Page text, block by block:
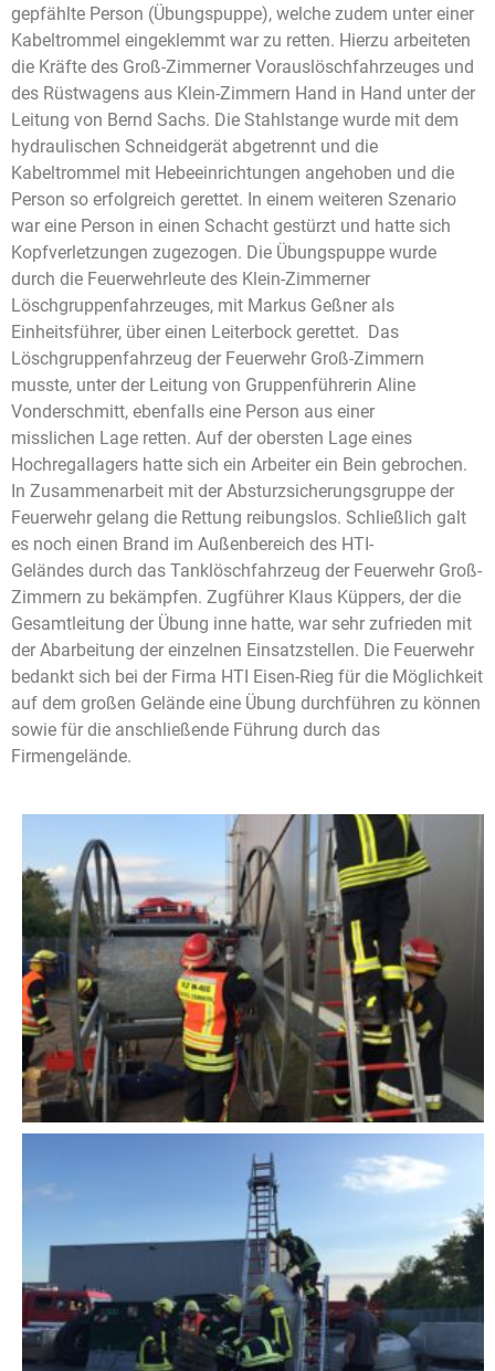
gepfählte Person (Übungspuppe), welche zudem unter einer
Kabeltrommel eingeklemmt war zu retten. Hierzu arbeiteten
die Kräfte des Groß-Zimmerner Vorauslöschfahrzeuges und
des Rüstwagens aus Klein-Zimmern Hand in Hand unter der
Leitung von Bernd Sachs. Die Stahlstange wurde mit dem
hydraulischen Schneidgerät abgetrennt und die
Kabeltrommel mit Hebeeinrichtungen angehoben und die
Person so erfolgreich gerettet. In einem weiteren Szenario
war eine Person in einen Schacht gestürzt und hatte sich
Kopfverletzungen zugezogen. Die Übungspuppe wurde
durch die Feuerwehrleute des Klein-Zimmerner
Löschgruppenfahrzeuges, mit Markus Geßner als
Einheitsführer, über einen Leiterbock gerettet. Das
Löschgruppenfahrzeug der Feuerwehr Groß-Zimmern
musste, unter der Leitung von Gruppenführerin Aline
Vonderschmitt, ebenfalls eine Person aus einer
misslichen Lage retten. Auf der obersten Lage eines
Hochregallagers hatte sich ein Arbeiter ein Bein gebrochen.
In Zusammenarbeit mit der Absturzsicherungsgruppe der
Feuerwehr gelang die Rettung reibungslos. Schließlich galt
es noch einen Brand im Außenbereich des HTI-
Geländes durch das Tanklöschfahrzeug der Feuerwehr Groß-
Zimmern zu bekämpfen. Zugführer Klaus Küppers, der die
Gesamtleitung der Übung inne hatte, war sehr zufrieden mit
der Abarbeitung der einzelnen Einsatzstellen. Die Feuerwehr
bedankt sich bei der Firma HTI Eisen-Rieg für die Möglichkeit
auf dem großen Gelände eine Übung durchführen zu können
sowie für die anschließende Führung durch das
Firmengelände.